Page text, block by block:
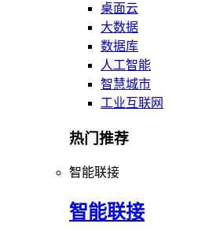
桌面云
大数据
数据库
人工智能
智慧城市
工业互联网
热门推荐
智能联接
智能联接